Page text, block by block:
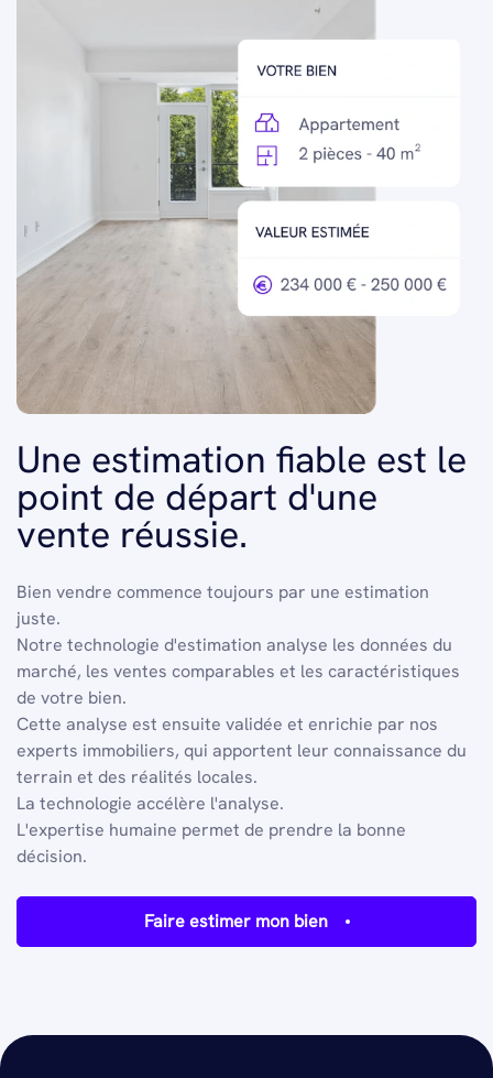
Une estimation fiable est le
point de départ d'une
vente réussie.
Bien vendre commence toujours par une estimation
juste.
Notre technologie d'estimation analyse les données du
marché, les ventes comparables et les caractéristiques
de votre bien.
Cette analyse est ensuite validée et enrichie par nos
experts immobiliers, qui apportent leur connaissance du
terrain et des réalités locales.
La technologie accélère l'analyse.
L'expertise humaine permet de prendre la bonne
décision.
Faire estimer mon bien